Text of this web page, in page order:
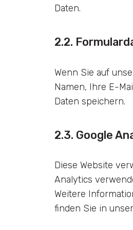
Daten.
2.2.
Wenn Sie auf
Namen, Ihre E-
Daten speichern.
2.3. Google
Diese Website
Analytics
Weitere
finden Sie in